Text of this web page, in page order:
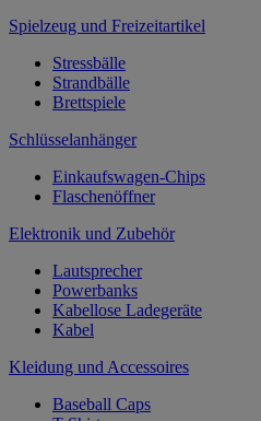
Spielzeug und Freizeitartikel
Stressbälle
Strandbälle
Brettspiele
Schlüsselanhänger
Einkaufswagen-Chips
Flaschenöffner
Elektronik und Zubehör
Lautsprecher
Powerbanks
Kabellose Ladegeräte
Kabel
Kleidung und Accessoires
Baseball Caps